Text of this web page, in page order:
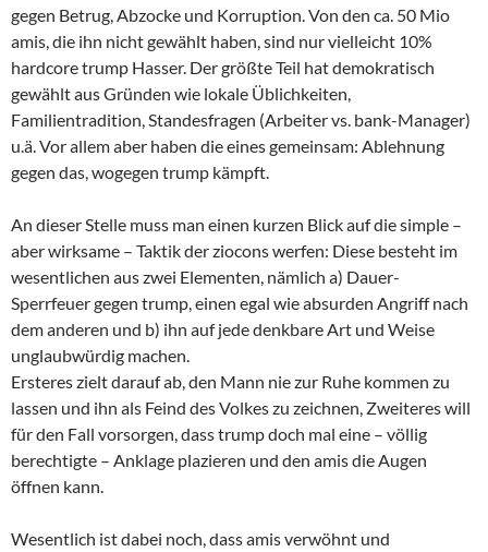
gegen Betrug, Abzocke und Korruption. Von den ca. 50 Mio
amis, die ihn nicht gewählt haben, sind nur vielleicht 10%
hardcore trump Hasser. Der größte Teil hat demokratisch
gewählt aus Gründen wie lokale Üblichkeiten,
Familientradition, Standesfragen (Arbeiter vs. bank-Manager)
u.ä. Vor allem aber haben die eines gemeinsam: Ablehnung
gegen das, wogegen trump kämpft.
An dieser Stelle muss man einen kurzen Blick auf die simple –
aber wirksame – Taktik der ziocons werfen: Diese besteht im
wesentlichen aus zwei Elementen, nämlich a) Dauer-
Sperrfeuer gegen trump, einen egal wie absurden Angriff nach
dem anderen und b) ihn auf jede denkbare Art und Weise
unglaubwürdig machen.
Ersteres zielt darauf ab, den Mann nie zur Ruhe kommen zu
lassen und ihn als Feind des Volkes zu zeichnen, Zweiteres will
für den Fall vorsorgen, dass trump doch mal eine – völlig
berechtigte – Anklage plazieren und den amis die Augen
öffnen kann.
Wesentlich ist dabei noch, dass amis verwöhnt und